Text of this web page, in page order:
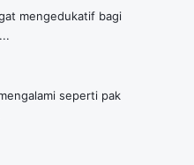
mengedukatif bagi
seperti pak